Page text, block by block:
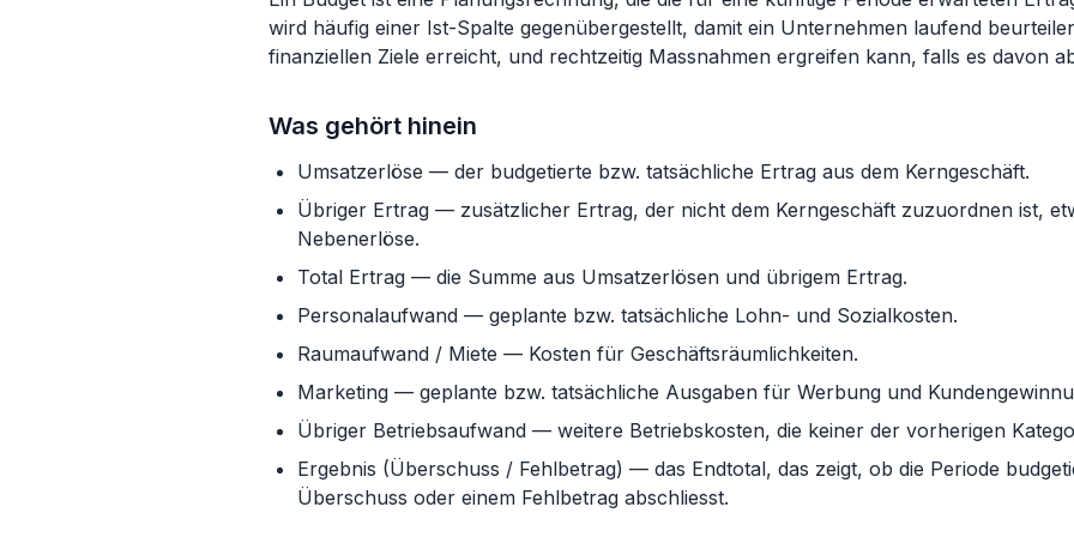
wird häufig einer Ist-Spalte gegenübergestellt, damit ein Unternehmen laufend
finanziellen Ziele erreicht, und rechtzeitig Massnahmen ergreifen kann, falls es davon
Was gehört hinein
Umsatzerlöse — der budgetierte bzw. tatsächliche Ertrag aus dem Kerngeschäft.
Übriger Ertrag — zusätzlicher Ertrag, der nicht dem Kerngeschäft zuzuordnen ist,
Nebenerlöse.
Total Ertrag — die Summe aus Umsatzerlösen und übrigem Ertrag.
Personalaufwand — geplante bzw. tatsächliche Lohn- und Sozialkosten.
Raumaufwand / Miete — Kosten für Geschäftsräumlichkeiten.
Marketing — geplante bzw. tatsächliche Ausgaben für Werbung und
Übriger Betriebsaufwand — weitere Betriebskosten, die keiner der vorherigen
Ergebnis (Überschuss / Fehlbetrag) — das Endtotal, das zeigt, ob die Periode
Überschuss oder einem Fehlbetrag abschliesst.